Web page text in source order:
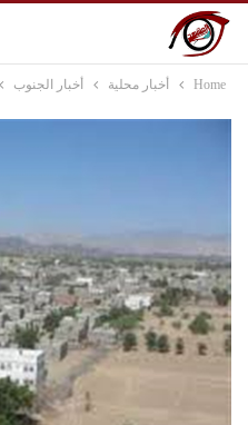
Home أخبار محلية أخبار الجنوب